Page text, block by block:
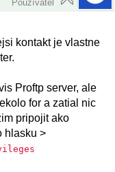
Používateľ
kontakt je vlastne
Proftp server, ale
for a zatial nic
pripojit ako
hlasku >